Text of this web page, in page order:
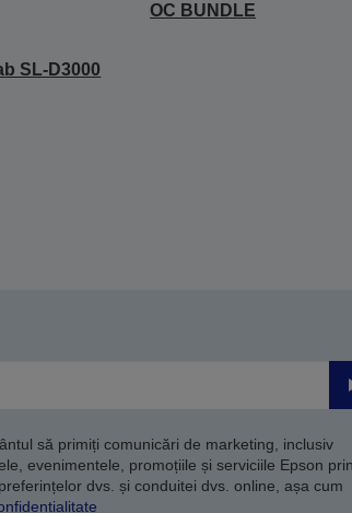
OC BUNDLE
SL-D3000
să primiți comunicări de marketing, inclusiv
evenimentele, promoțiile și serviciile Epson
dvs. și conduitei dvs. online, așa cum